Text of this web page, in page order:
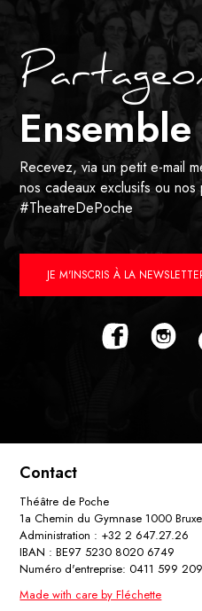
Ensemble
Recevez, via un petit e-mail
nos cadeaux exclusifs ou
#TheatreDePoche
JE M'INSCRIS À LA
Contact
Théâtre de Poche
1a Chemin du Gymnase 1000
Administration : +32 2 647.27.26
IBAN : BE97 5230 8020 6749
Numéro d'entreprise: 0411 599 209
Made with care by Fléchette